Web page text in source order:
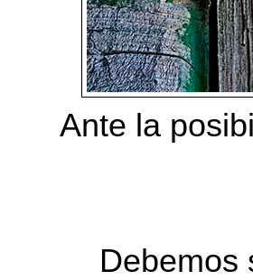
Ante la
Debemos